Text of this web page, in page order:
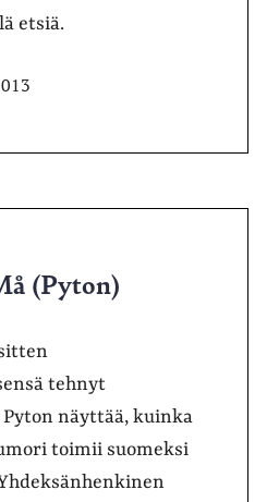
etsiä.
(Pyton)
tehnyt
näyttää, kuinka
toimii suomeksi